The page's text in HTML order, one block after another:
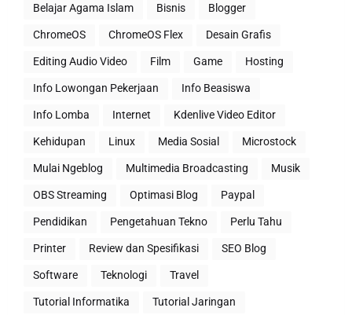
Belajar Agama Islam Bisnis Blogger
ChromeOS ChromeOS Flex Desain Grafis
Editing Audio Video Film Game Hosting
Info Lowongan Pekerjaan Info Beasiswa
Info Lomba Internet Kdenlive Video Editor
Kehidupan Linux Media Sosial Microstock
Mulai Ngeblog Multimedia Broadcasting Musik
OBS Streaming Optimasi Blog Paypal
Pendidikan Pengetahuan Tekno Perlu Tahu
Printer Review dan Spesifikasi SEO Blog
Software Teknologi Travel
Tutorial Informatika Tutorial Jaringan